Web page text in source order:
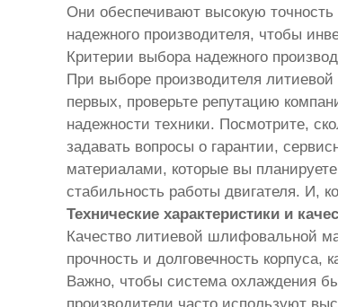
Они обеспечивают высокую точность
надежного производителя, чтобы
Критерии выбора надежного
При выборе производителя
первых, проверьте репутацию
надежности техники. Посмотрите,
задавать вопросы о гарантии,
материалами, которые вы
стабильность работы двигателя. И,
Технические характеристики и
Качество литиевой шлифовальной
прочность и долговечность
Важно, чтобы система охлаждения